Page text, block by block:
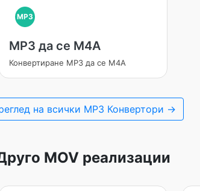
MP3
MP3 да се M4A
Конвертиране MP3 да се M4A
на всички MP3 Конвертори →
MOV реализации